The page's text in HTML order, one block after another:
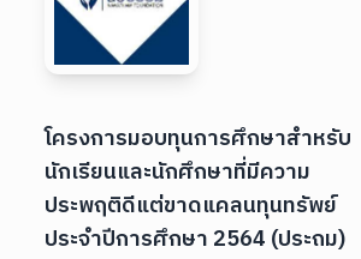
โครงการมอบทุนการศึกษาสำหรับ
นักเรียนและนักศึกษาที่มีความ
ประพฤติดีแต่ขาดแคลนทุนทรัพย์
ประจำปีการศึกษา 2564 (ประถม)